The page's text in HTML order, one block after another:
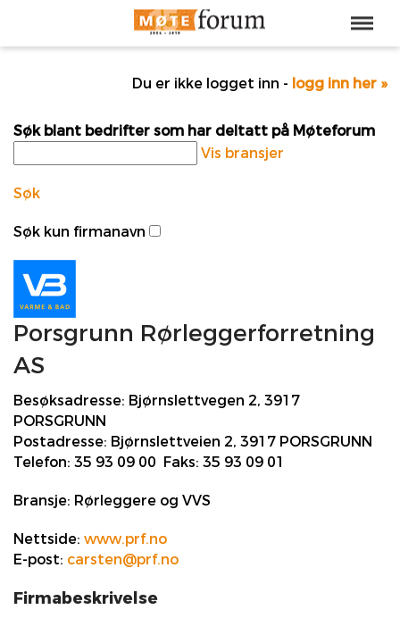
Du er ikke logget inn - logg inn her »
Søk blant bedrifter som har deltatt på Møteforum
Vis bransjer
Søk
Søk kun firmanavn
Porsgrunn Rørleggerforretning
AS
Besøksadresse: Bjørnslettvegen 2, 3917
PORSGRUNN
Postadresse: Bjørnslettveien 2, 3917 PORSGRUNN
Telefon: 35 93 09 00 Faks: 35 93 09 01
Bransje: Rørleggere og VVS
Nettside: www.prf.no
E-post: carsten@prf.no
Firmabeskrivelse